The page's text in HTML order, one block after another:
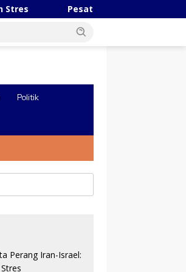
Pesatnya Industri AI Tiongkok, Robot
Politik